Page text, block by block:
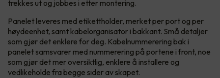
trekkes ut og jobbes i etter montering.
Panelet leveres med etikettholder, merket per port og per
høydeenhet, samt kabelorganisator i bakkant. Små detaljer
som gjør det enklere for deg. Kabelnummerering bak i
panelet samsvarer med nummerering på portene i front, noe
som gjør det mer oversiktlig, enklere å installere og
vedlikeholde fra begge sider av skapet.